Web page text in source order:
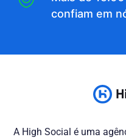
confiam em
A High Social é uma